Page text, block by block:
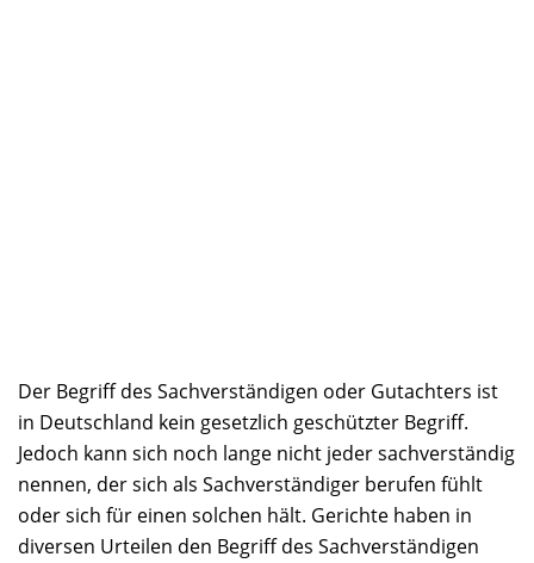
Der Begriff des Sachverständigen oder Gutachters ist
in Deutschland kein gesetzlich geschützter Begriff.
Jedoch kann sich noch lange nicht jeder sachverständig
nennen, der sich als Sachverständiger berufen fühlt
oder sich für einen solchen hält. Gerichte haben in
diversen Urteilen den Begriff des Sachverständigen